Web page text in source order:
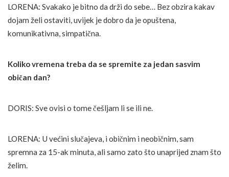
LORENA: Svakako je bitno da drži do sebe… Bez obzira kakav
dojam želi ostaviti, uvijek je dobro da je opuštena,
komunikativna, simpatična.
Koliko vremena treba da se spremite za jedan sasvim
običan dan?
DORIS: Sve ovisi o tome češljam li se ili ne.
LORENA: U većini slučajeva, i običnim i neobičnim, sam
spremna za 15-ak minuta, ali samo zato što unaprijed znam što
želim.